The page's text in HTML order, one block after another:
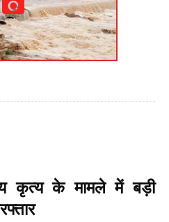
कृत्य के मामले में बड़ी